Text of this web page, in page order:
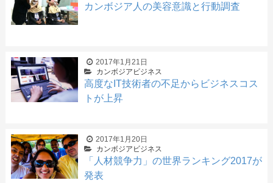
カンボジア人の美容意識と行動調査
2017年1月21日
カンボジアビジネス
高度なIT技術者の不足からビジネスコス
トが上昇
2017年1月20日
カンボジアビジネス
「人材競争力」の世界ランキング2017が
発表